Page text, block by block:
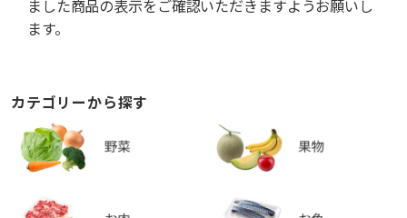
ました商品の表示をご確認いただきますようお願いし
ます。
カテゴリーから探す